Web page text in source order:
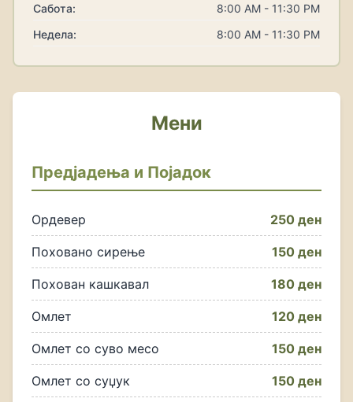
Сабота:
8:00 AM - 11:30 PM
Недела:
8:00 AM - 11:30 PM
Мени
Предјадења и Појадок
Ордевер 250 ден
Поховано сирење 150 ден
Похован кашкавал 180 ден
Омлет 120 ден
Омлет со суво месо 150 ден
Омлет со суџук 150 ден